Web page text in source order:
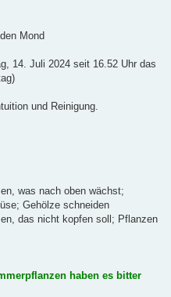
Mond
14. Juli 2024 seit 16.52 Uhr das
und Reinigung.
was nach oben wächst;
Gehölze schneiden
das nicht kopfen soll; Pflanzen
haben es bitter